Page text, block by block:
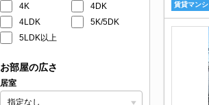
4K
4DK
4LDK
5K/5DK
5LDK以上
お部屋の広さ
居室
賃貸マン